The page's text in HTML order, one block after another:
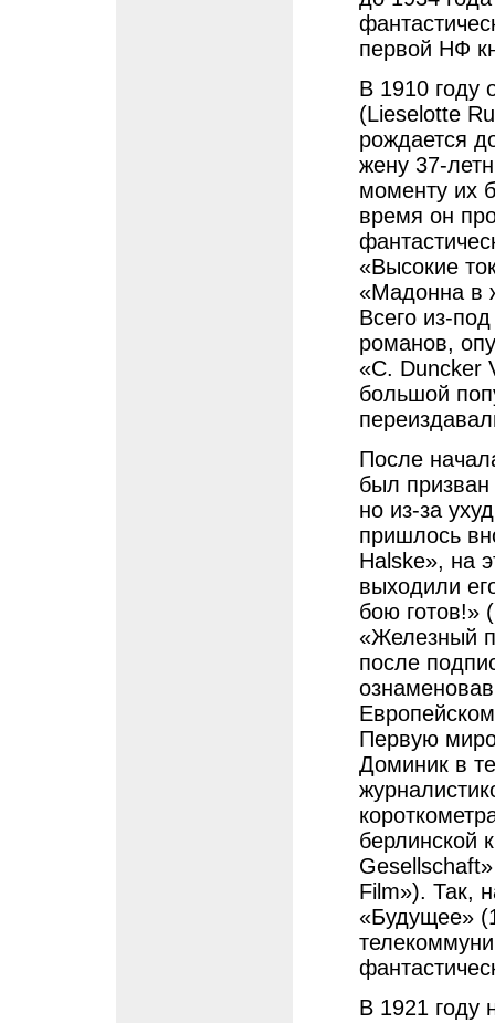
первой НФ
В 1910 году
(Lieselotte
рождается
жену 37-
моменту их
время он
«Высокие
«Мадонна в
Всего из-
романов,
«C. Duncker
большой
После
был
но из-за
пришлось
Halske», на
выходили
бою готов!»
«Железный
после
Первую
Доминик в
берлинской
Film»). Так,
«Будущее»
В 1921 году